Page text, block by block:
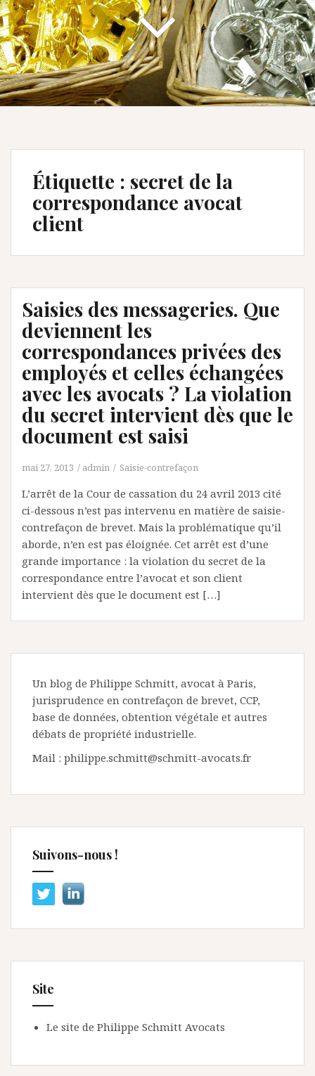
Étiquette : secret de la
correspondance avocat
client
Saisies des messageries. Que
deviennent les
correspondances privées des
employés et celles échangées
avec les avocats ? La violation
du secret intervient dès que le
document est saisi
mai 27, 2013 admin Saisie-contrefaçon
L’arrêt de la Cour de cassation du 24 avril 2013 cité
ci-dessous n’est pas intervenu en matière de saisie-
contrefaçon de brevet. Mais la problématique qu’il
aborde, n’en est pas éloignée. Cet arrêt est d’une
grande importance : la violation du secret de la
correspondance entre l’avocat et son client
intervient dès que le document est […]
Un blog de Philippe Schmitt, avocat à Paris,
jurisprudence en contrefaçon de brevet, CCP,
base de données, obtention végétale et autres
débats de propriété industrielle.
Mail : philippe.schmitt@schmitt-avocats.fr
Suivons-nous !
Site
Le site de Philippe Schmitt Avocats